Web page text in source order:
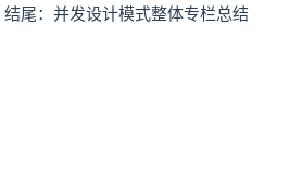
结尾：并发设计模式整体专栏总结